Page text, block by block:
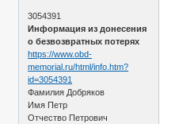
3054391
Информация из донесения
о безвозвратных потерях
https://www.obd-
memorial.ru/html/info.htm?
id=3054391
Фамилия Добряков
Имя Петр
Отчество Петрович